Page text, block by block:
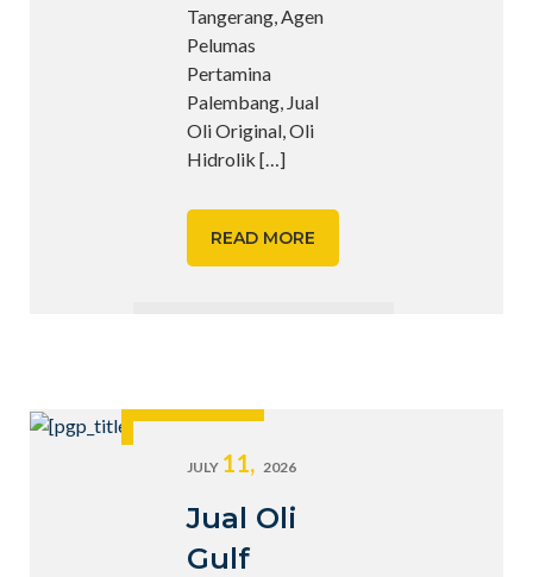
Tangerang, Agen
Pelumas
Pertamina
Palembang, Jual
Oli Original, Oli
Hidrolik […]
READ MORE
JULY 11, 2026
Jual Oli
Gulf